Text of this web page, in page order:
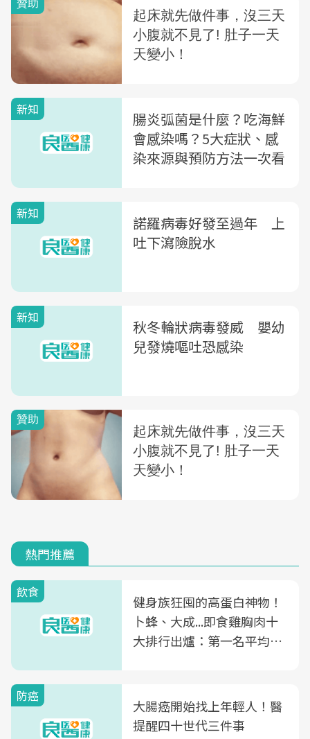
新知
腸炎弧菌是什麼？吃海鮮
會感染嗎？5大症狀、感
染來源與預防方法一次看
新知
諾羅病毒好發至過年 上
吐下瀉險脫水
新知
秋冬輪狀病毒發威 嬰幼
兒發燒嘔吐恐感染
熱門推薦
飲食
健身族狂囤的高蛋白神物！
卜蜂、大成...即食雞胸肉十
大排行出爐：第一名平均一
防癌
大腸癌開始找上年輕人！醫
提醒四十世代三件事